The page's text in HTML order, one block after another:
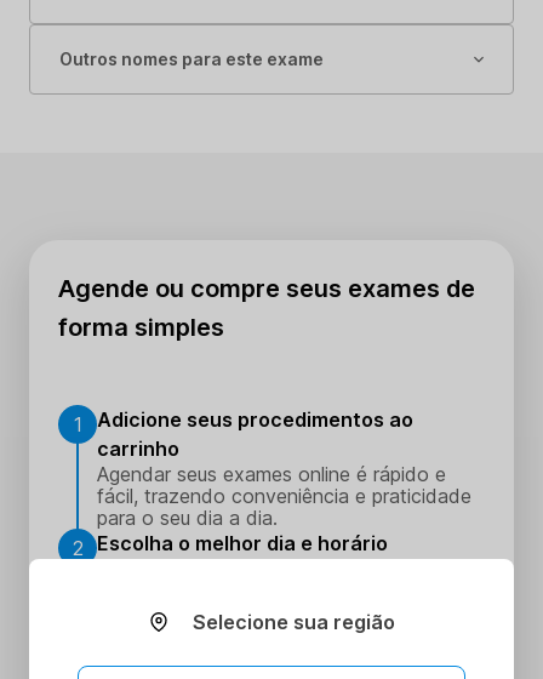
Outros nomes para este exame
Agende ou compre seus exames de
forma simples
1
Adicione seus procedimentos ao
carrinho
Agendar seus exames online é rápido e
fácil, trazendo conveniência e praticidade
para o seu dia a dia.
2
Escolha o melhor dia e horário
Realize seus procedimentos
Faça seus procedimentos na unidade
Selecione sua região